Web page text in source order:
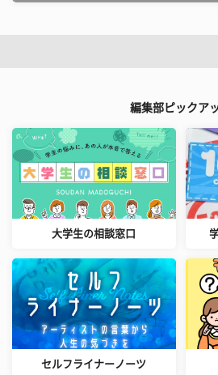
編集部ピックア
大学生の相談窓口
セルフライナーノーツ